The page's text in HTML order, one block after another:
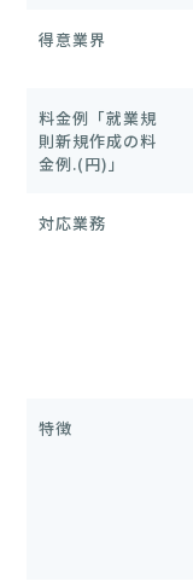
得意業界
料金例「就業規
則新規作成の料
金例.(円)」
対応業務
特徴